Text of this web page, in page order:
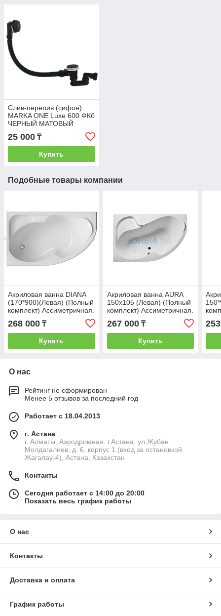
Слив-перелив (сифон)
MARKA ONE Luxe 600 ФКб
ЧЕРНЫЙ МАТОВЫЙ
25 000 ₸
Купить
Подобные товары компании
Акриловая ванна DIANA
(170*900)(Левая) (Полный
комплект) Ассиметричная.
268 000 ₸
Купить
Акриловая ванна AURA
150х105 (Левая) (Полный
комплект) Ассиметричная.
267 000₸
Купить
О нас
Рейтинг не сформирован
Менее 5 отзывов за последний год
Работает с 18.04.2013
г. Астана
г. Алматы, Аэродромная. г.Астана, ул.Жубан
Молдагалиев, д. 6, корпус 1.(вход за остановкой
Жагалау-4), Астана, Казахстан
Контакты
Сегодня работает с 14:00 до 20:00
Показать весь график работы
О нас
Контакты
Доставка и оплата
График работы